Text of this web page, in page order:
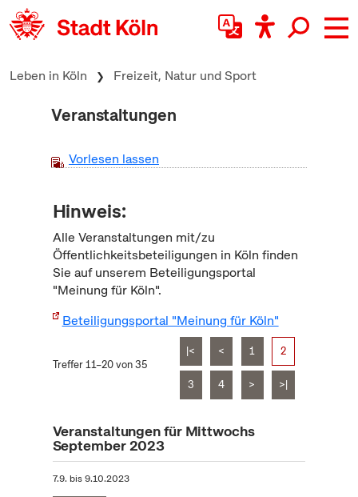
zum Inhalt springen
Leben in Köln Freizeit, Natur und Sport
Veranstaltungen
Vorlesen lassen
Hinweis:
Alle Veranstaltungen mit/zu
Öffentlichkeitsbeteiligungen in Köln finden
Sie auf unserem Beteiligungsportal
"Meinung für Köln".
Beteiligungsportal "Meinung für Köln"
Treffer 11–20 von 35
|< < 1 2
3 4 > >|
Veranstaltungen für Mittwochs
September 2023
7.9. bis9.10.2023